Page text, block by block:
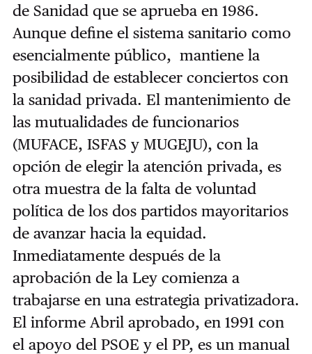
de Sanidad que se aprueba en 1986.
Aunque define el sistema sanitario como
esencialmente público, mantiene la
posibilidad de establecer conciertos con
la sanidad privada. El mantenimiento de
las mutualidades de funcionarios
(MUFACE, ISFAS y MUGEJU), con la
opción de elegir la atención privada, es
otra muestra de la falta de voluntad
política de los dos partidos mayoritarios
de avanzar hacia la equidad.
Inmediatamente después de la
aprobación de la Ley comienza a
trabajarse en una estrategia privatizadora.
El informe Abril aprobado, en 1991 con
el apoyo del PSOE y el PP, es un manual